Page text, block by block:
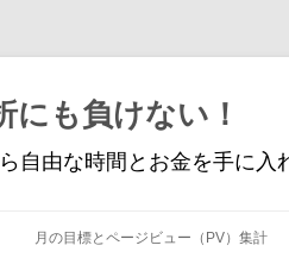
にも負けない！
自由な時間とお金を手に入
ン
月の目標とページビュー（PV）集計